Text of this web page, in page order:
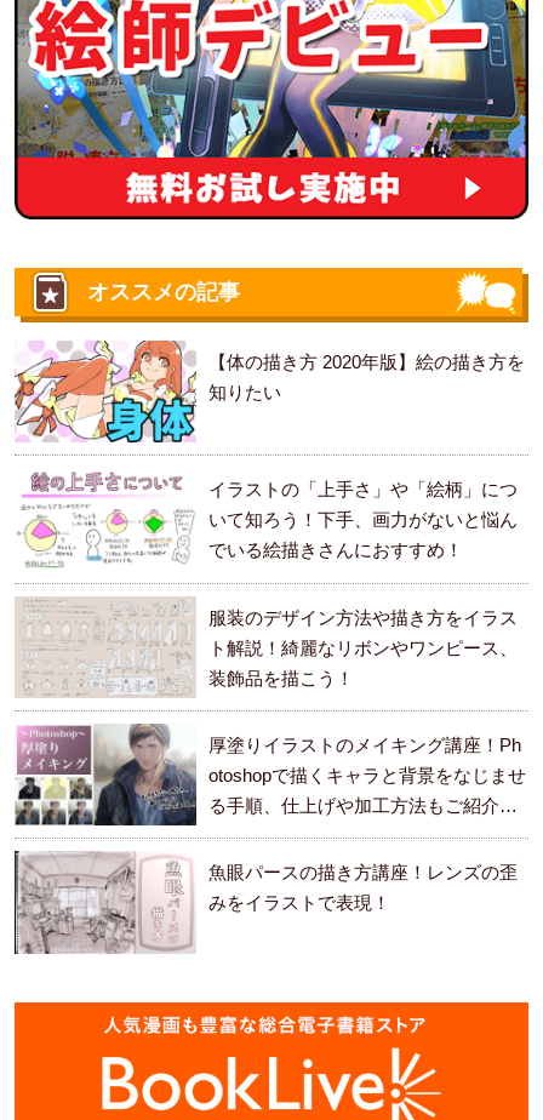
オススメの記事
【体の描き方 2020年版】絵の描き方を
知りたい
イラストの「上手さ」や「絵柄」につ
いて知ろう！下手、画力がないと悩ん
でいる絵描きさんにおすすめ！
服装のデザイン方法や描き方をイラス
ト解説！綺麗なリボンやワンピース、
装飾品を描こう！
厚塗りイラストのメイキング講座！Ph
otoshopで描くキャラと背景をなじませ
る手順、仕上げや加工方法もご紹介し
ます。
魚眼パースの描き方講座！レンズの歪
みをイラストで表現！